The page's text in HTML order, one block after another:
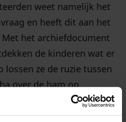
weet namelijk het
en heeft dit aan het
het archiefdocument
de kinderen wat er
lossen ze de ruzie tussen
over de ham op.